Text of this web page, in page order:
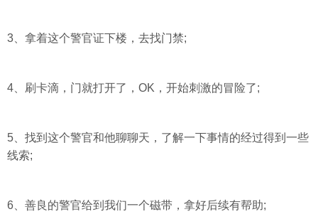
3、拿着这个警官证下楼，去找门禁;
4、刷卡滴，门就打开了，OK，开始刺激的冒险了;
5、找到这个警官和他聊聊天，了解一下事情的经过得到一些
线索;
6、善良的警官给到我们一个磁带，拿好后续有帮助;